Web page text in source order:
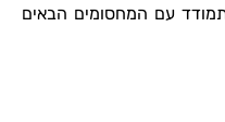
עם המחסומים הבאים